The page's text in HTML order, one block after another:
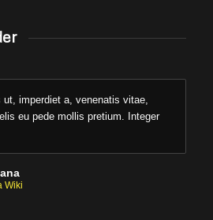
ut, imperdiet a, venenatis vitae,
eu pede mollis pretium. Integer
Wiki